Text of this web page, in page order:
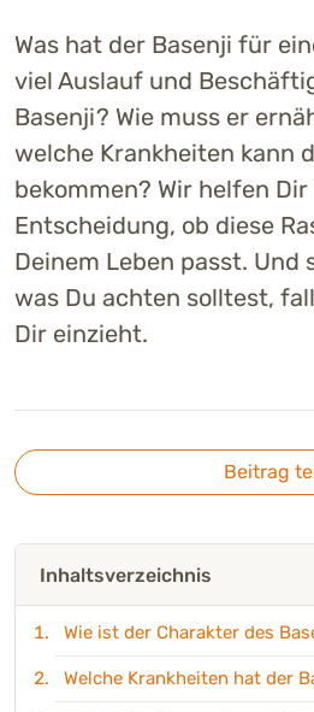
Was hat der Basenji für
viel Auslauf und
Basenji? Wie muss er
welche Krankheiten kann
bekommen? Wir helfen
Entscheidung, ob diese
Deinem Leben passt. Und
was Du achten solltest,
Dir einzieht.
Beitrag
Inhaltsverzeichnis
Wie ist der Charakter des
Welche Krankheiten hat der